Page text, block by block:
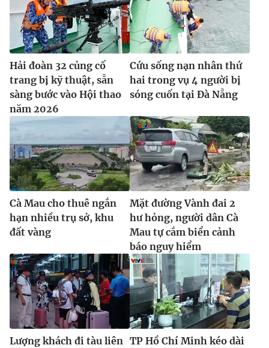
Ðiện thoại Thời báo VTV:024.66 897 897
Email:toasoan@vtv.vn
Liên hệ quảng cáo:024-7300.7108
® Cấm sao chép dưới mọi hình thức nếu không có sự chấp
thuận bằng văn bản. Ghi rõ nguồn VTV.vn khi phát hành lại
thông tin từ website này.
Hải đoàn 32 củng cố
trang bị kỹ thuật, sẵn
sàng bước vào Hội thao
năm 2026
Cứu sống nạn nhân thứ
hai trong vụ 4 người bị
sóng cuốn tại Đà Nẵng
Cà Mau cho thuê ngắn
hạn nhiều trụ sở, khu
đất vàng
Mặt đường Vành đai 2
hư hỏng, người dân Cà
Mau tự cắm biển cảnh
báo nguy hiểm
Lượng khách đi tàu liên TP Hồ Chí Minh kéo dài